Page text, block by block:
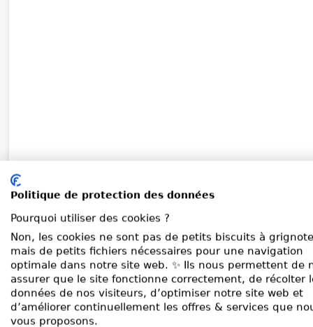
Politique de protection des données
Pourquoi utiliser des cookies ?
Non, les cookies ne sont pas de petits biscuits à
mais de petits fichiers nécessaires pour une navigation
optimale dans notre site web. ✨ Ils nous permettent de
assurer que le site fonctionne correctement, de récolter
données de nos visiteurs, d’optimiser notre site web et
d’améliorer continuellement les offres & services que
vous proposons.